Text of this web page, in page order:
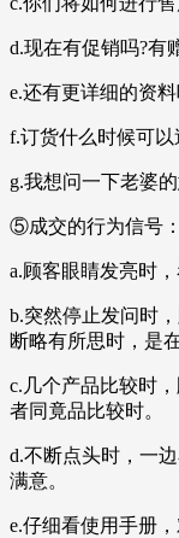
d.现在有促销吗?有
e.还有更详细的资料
f.订货什么时候可以
g.我想问一下老婆
⑤成交的行为信号：
a.顾客眼睛发亮时
b.突然停止发问时
断略有所思时，是
c.几个产品比较时
者同竟品比较时。
d.不断点头时，一
满意。
e.仔细看使用手册